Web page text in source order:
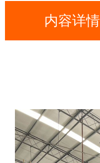
内容详情